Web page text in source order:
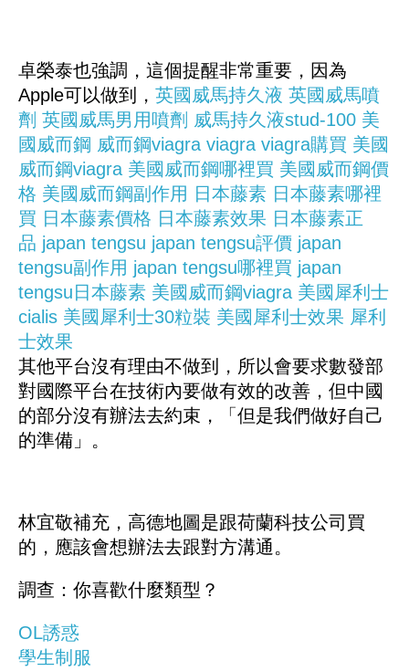
卓榮泰也強調，這個提醒非常重要，因為
Apple可以做到， 英國威馬持久液 英國威馬噴
劑 英國威馬男用噴劑 威馬持久液stud-100 美
國威而鋼 威而鋼viagra viagra viagra購買 美國
威而鋼viagra 美國威而鋼哪裡買 美國威而鋼價
格 美國威而鋼副作用 日本藤素 日本藤素哪裡
買 日本藤素價格 日本藤素效果 日本藤素正
品 japan tengsu japan tengsu評價 japan
tengsu副作用 japan tengsu哪裡買 japan
tengsu日本藤素 美國威而鋼viagra 美國犀利士
cialis 美國犀利士30粒裝 美國犀利士效果 犀利
士效果
其他平台沒有理由不做到，所以會要求數發部
對國際平台在技術內要做有效的改善，但中國
的部分沒有辦法去約束，「但是我們做好自己
的準備」。
林宜敬補充，高德地圖是跟荷蘭科技公司買
的，應該會想辦法去跟對方溝通。
調查：你喜歡什麼類型？
OL誘惑
學生制服